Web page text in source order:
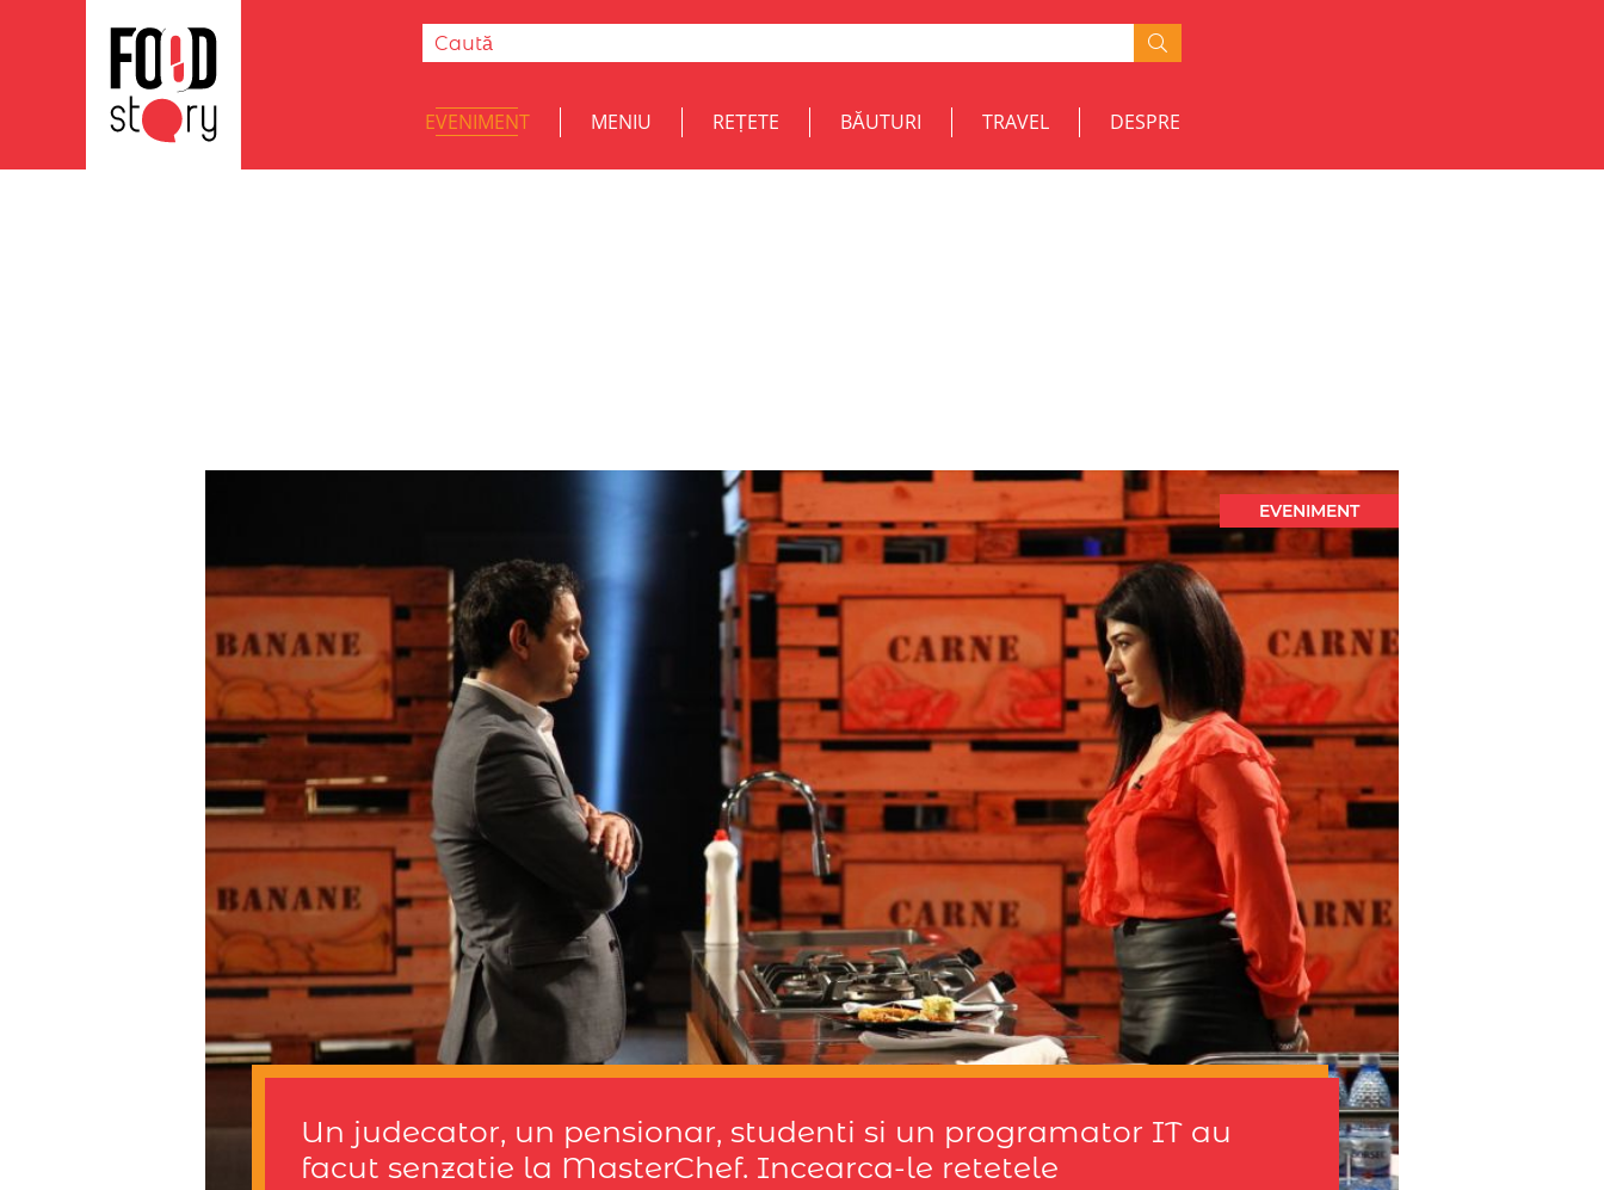
EVENIMENT MENIU REȚETE BĂUTURI TRAVEL DESPRE
EVENIMENT
Un judecator, un pensionar, studenti si un programator IT au
facut senzatie la MasterChef. Incearca-le retetele